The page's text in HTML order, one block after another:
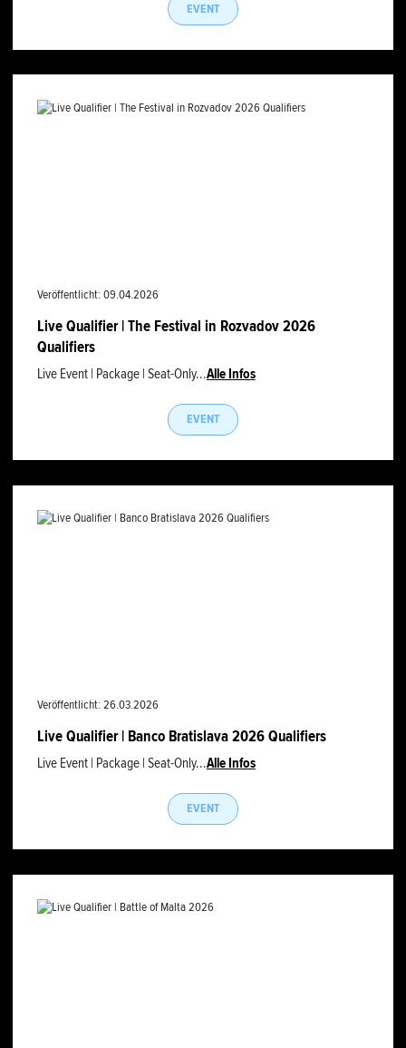
EVENT
Veröffentlicht: 09.04.2026
Live Qualifier | The Festival in Rozvadov 2026
Qualifiers
Live Event | Package | Seat-Only...Alle Infos
EVENT
Veröffentlicht: 26.03.2026
Live Qualifier | Banco Bratislava 2026 Qualifiers
Live Event | Package | Seat-Only...Alle Infos
EVENT